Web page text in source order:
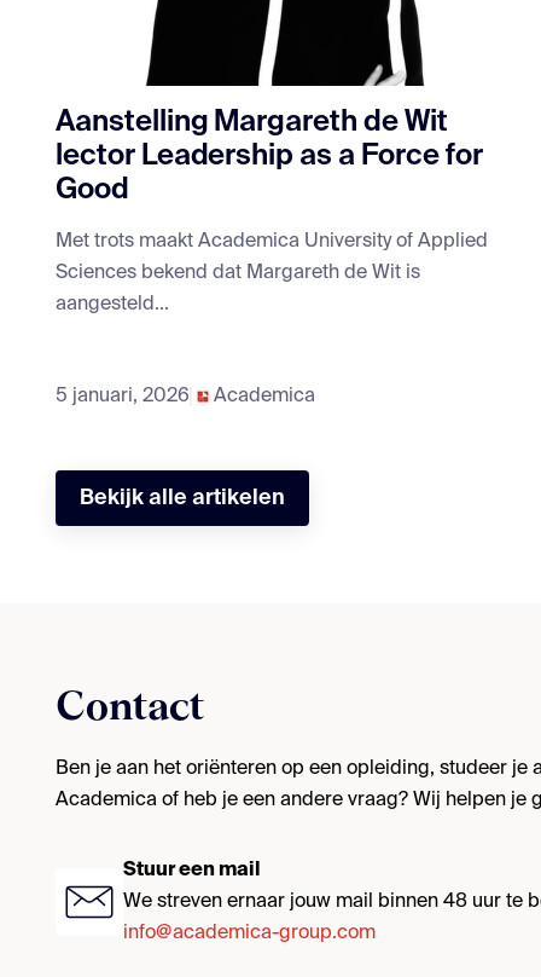
Aanstelling Margareth de Wit
lector Leadership as a Force for
Good
Met trots maakt Academica University of Applied
Sciences bekend dat Margareth de Wit is
aangesteld...
5 januari, 2026 Academica
Bekijk alle artikelen
Contact
Ben je aan het oriënteren op een opleiding, studeer je
Academica of heb je een andere vraag? Wij helpen je
Stuur een mail
We streven ernaar jouw mail binnen 48 uur te
info@academica-group.com